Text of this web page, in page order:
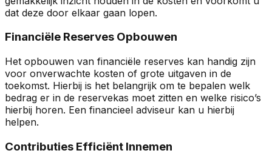
dat deze door elkaar gaan lopen.
Financiële Reserves Opbouwen
Het opbouwen van financiële reserves kan handig zijn
voor onverwachte kosten of grote uitgaven in de
toekomst. Hierbij is het belangrijk om te bepalen welk
bedrag er in de reservekas moet zitten en welke risico’s
hierbij horen. Een financieel adviseur kan u hierbij
helpen.
Contributies Efficiënt Innemen